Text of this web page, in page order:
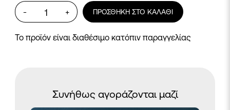
-
Καθρέφτης
Berlin
ποσότητα
+ ΠΡΟΣΘΉΚΗ ΣΤΟ ΚΑΛΆΘΙ
Το προϊόν είναι διαθέσιμο κατόπιν παραγγελίας
Συνήθως αγοράζονται μαζί